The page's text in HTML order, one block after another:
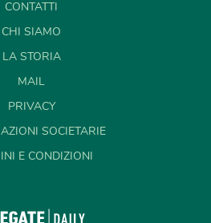
CONTATTI
CHI SIAMO
LA STORIA
MAIL
PRIVACY
SOCIETARIE
E CONDIZIONI